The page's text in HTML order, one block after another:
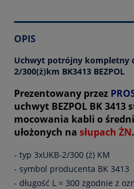
OPIS
Uchwyt potrójny kompletny
2/300(ż)km BK3413 BEZPOL
Prezentowany przez
uchwyt BEZPOL BK 3413
mocowania kabli o
ułożonych na słupach ŻN.
- typ 3xUKB-2/300 (ż) KM
- symbol producenta BK 3413
- długość L = 300 zgodnie z